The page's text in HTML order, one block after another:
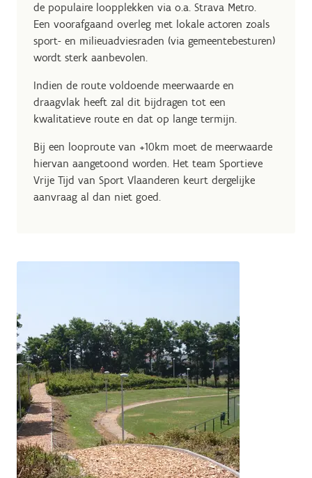
de populaire loopplekken via o.a. Strava Metro.
Een voorafgaand overleg met lokale actoren zoals
sport- en milieuadviesraden (via gemeentebesturen)
wordt sterk aanbevolen.
Indien de route voldoende meerwaarde en
draagvlak heeft zal dit bijdragen tot een
kwalitatieve route en dat op lange termijn.
Bij een looproute van +10km moet de meerwaarde
hiervan aangetoond worden. Het team Sportieve
Vrije Tijd van Sport Vlaanderen keurt dergelijke
aanvraag al dan niet goed.